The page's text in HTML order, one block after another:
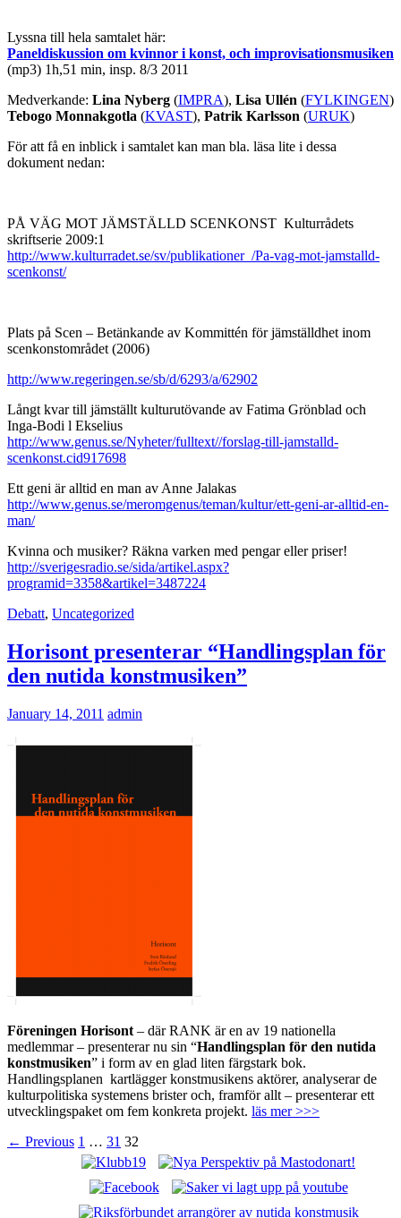
Lyssna till hela samtalet här:
Paneldiskussion om kvinnor i konst, och improvisationsmusiken
(mp3) 1h,51 min, insp. 8/3 2011
Medverkande: Lina Nyberg (IMPRA), Lisa Ullén (FYLKINGEN)
Tebogo Monnakgotla (KVAST), Patrik Karlsson (URUK)
För att få en inblick i samtalet kan man bla. läsa lite i dessa
dokument nedan:
PÅ VÄG MOT JÄMSTÄLLD SCENKONST Kulturrådets
skriftserie 2009:1
http://www.kulturradet.se/sv/publikationer_/Pa-vag-mot-jamstalld-
scenkonst/
Plats på Scen – Betänkande av Kommittén för jämställdhet inom
scenkonstområdet (2006)
http://www.regeringen.se/sb/d/6293/a/62902
Långt kvar till jämställt kulturutövande av Fatima Grönblad och
Inga-Bodi l Ekselius
http://www.genus.se/Nyheter/fulltext//forslag-till-jamstalld-
scenkonst.cid917698
Ett geni är alltid en man av Anne Jalakas
http://www.genus.se/meromgenus/teman/kultur/ett-geni-ar-alltid-en-
man/
Kvinna och musiker? Räkna varken med pengar eller priser!
http://sverigesradio.se/sida/artikel.aspx?
programid=3358&artikel=3487224
Debatt, Uncategorized
Horisont presenterar “Handlingsplan för
den nutida konstmusiken”
January 14, 2011 admin
Föreningen Horisont – där RANK är en av 19 nationella
medlemmar – presenterar nu sin “Handlingsplan för den nutida
konstmusiken” i form av en glad liten färgstark bok.
Handlingsplanen kartlägger konstmusikens aktörer, analyserar de
kulturpolitiska systemens brister och, framför allt – presenterar ett
utvecklingspaket om fem konkreta projekt. läs mer >>>
Posts
navigation
← Previous 1 … 31 32
Nya Perspektiv: Västerås alternativa
musikscen!